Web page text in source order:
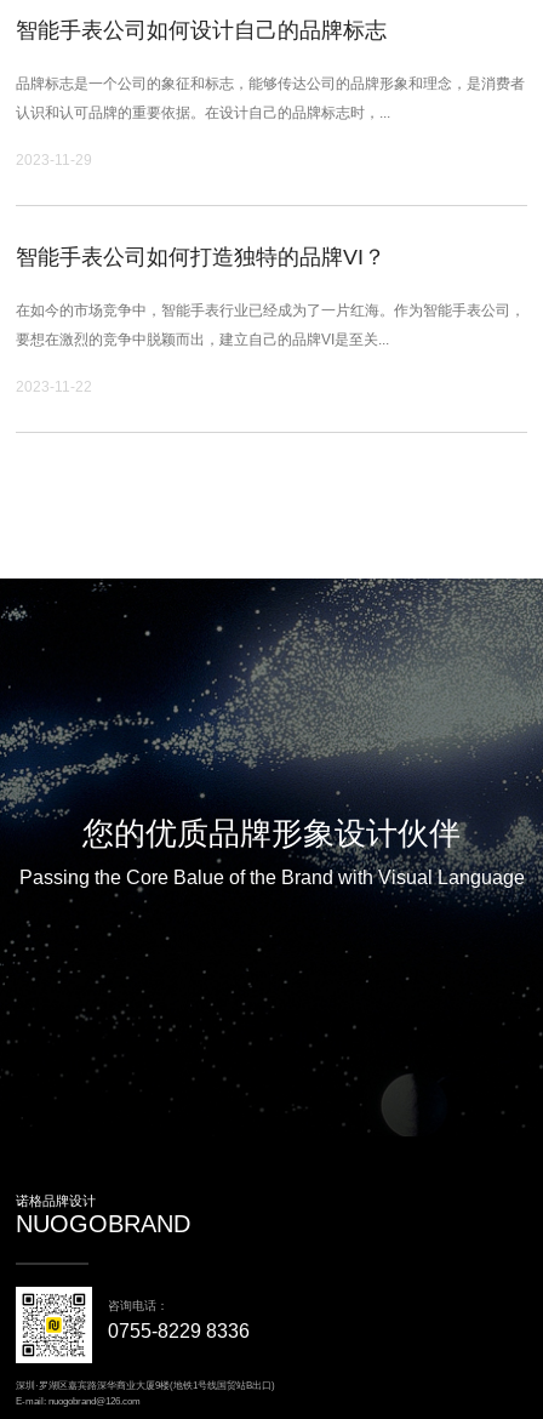
智能手表公司如何设计自己的品牌标志
品牌标志是一个公司的象征和标志，能够传达公司的品牌形象和理念，是消费者
认识和认可品牌的重要依据。在设计自己的品牌标志时，...
2023-11-29
智能手表公司如何打造独特的品牌VI？
在如今的市场竞争中，智能手表行业已经成为了一片红海。作为智能手表公司，
要想在激烈的竞争中脱颖而出，建立自己的品牌VI是至关...
2023-11-22
您的优质品牌形象设计伙伴
Passing the Core Balue of the Brand with Visual Language
诺格品牌设计
NUOGOBRAND
咨询电话：
0755-8229 8336
深圳·罗湖区嘉宾路深华商业大厦9楼(地铁1号线国贸站B出口)
E-mail: nuogobrand@126.com